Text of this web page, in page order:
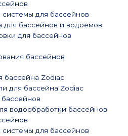
для бассейнов
для бассейнов и водоемов
для бассейнов
бассейнов
бассейна Zodiac
для бассейна Zodiac
водообработки бассейнов
для бассейнов